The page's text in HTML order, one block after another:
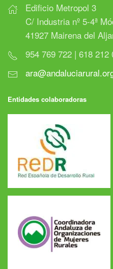
Edificio Metropol 3
C/ Industria nº 5-4ª
41927 Mairena del
954 769 722 | 618 212
Entidades colaboradoras